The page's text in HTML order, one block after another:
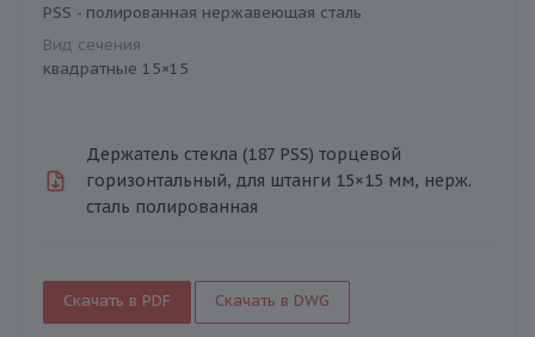
PSS - полированная нержавеющая сталь
Вид сечения
квадратные 15×15
Держатель стекла (187 PSS) торцевой
горизонтальный, для штанги 15×15 мм, нерж.
сталь полированная
Скачать в PDF Скачать в DWG